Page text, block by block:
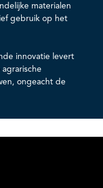
materialen
gebruik op het
innovatie levert
ongeacht de